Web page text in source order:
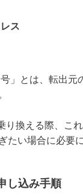
ス
」とは、転出元
り換える際、こ
たい場合に必要
し込み手順